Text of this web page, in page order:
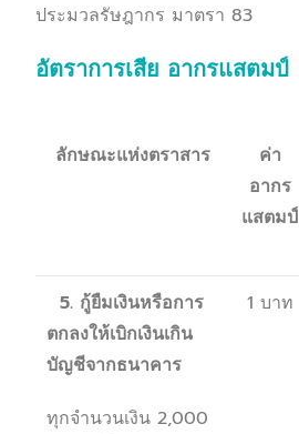
ประมวลรัษฎากร มาตรา 83
อัตราการเสีย อากรแสตมป์
ลักษณะแห่งตราสาร
ค่า
อากร
แสตมป์
5. กู้ยืมเงินหรือการ
ตกลงให้เบิกเงินเกิน
บัญชีจากธนาคาร
ทุกจำนวนเงิน 2,000
1 บาท